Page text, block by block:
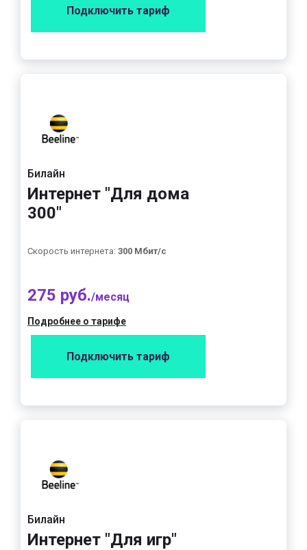
Подключить тариф
Билайн
Интернет "Для дома
300"
Скорость интернета: 300 Мбит/с
275 руб./месяц
Подробнее о тарифе
Подключить тариф
Билайн
Интернет "Для игр"